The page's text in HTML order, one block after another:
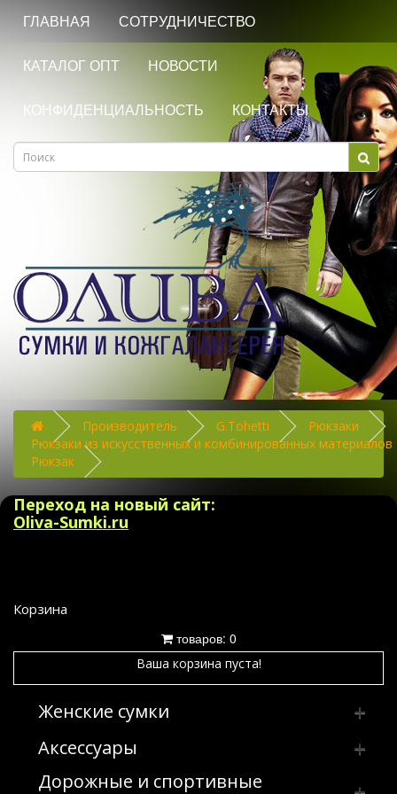
ГЛАВНАЯ СОТРУДНИЧЕСТВО
КАТАЛОГ ОПТ НОВОСТИ
КОНФИДЕНЦИАЛЬНОСТЬ КОНТАКТЫ
Производитель G.Tohetti
Рюкзаки
Рюкзаки из искусственных и комбинированных материалов
Рюкзак
Переход на новый сайт:
Oliva-Sumki.ru
Корзина
товаров: 0
Ваша корзина пуста!
Женские сумки
Клатчи
Клатчи из искусственных и
Сумка женская производство Россия
Аксессуары
Брелки
Дорожные и спортивные